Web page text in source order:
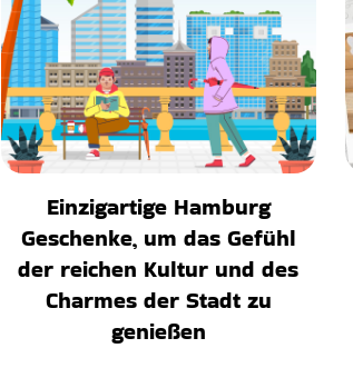
Einzigartige Hamburg
Geschenke, um das Gefühl
der reichen Kultur und des
Charmes der Stadt zu
genießen